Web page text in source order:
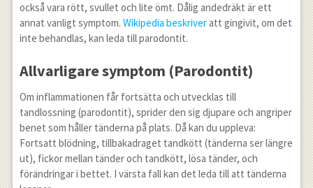
också vara rött, svullet och lite ömt. Dålig andedräkt är ett
annat vanligt symptom. Wikipedia beskriveratt gingivit, om det
inte behandlas, kan leda till parodontit.
Allvarligare symptom (Parodontit)
Om inflammationen får fortsätta och utvecklas till
tandlossning (parodontit), sprider den sig djupare och angriper
benet som håller tänderna på plats. Då kan du uppleva:
Fortsatt blödning, tillbakadraget tandkött (tänderna ser längre
ut), fickor mellan tänder och tandkött, lösa tänder, och
förändringar i bettet. I värsta fall kan det leda till att tänderna